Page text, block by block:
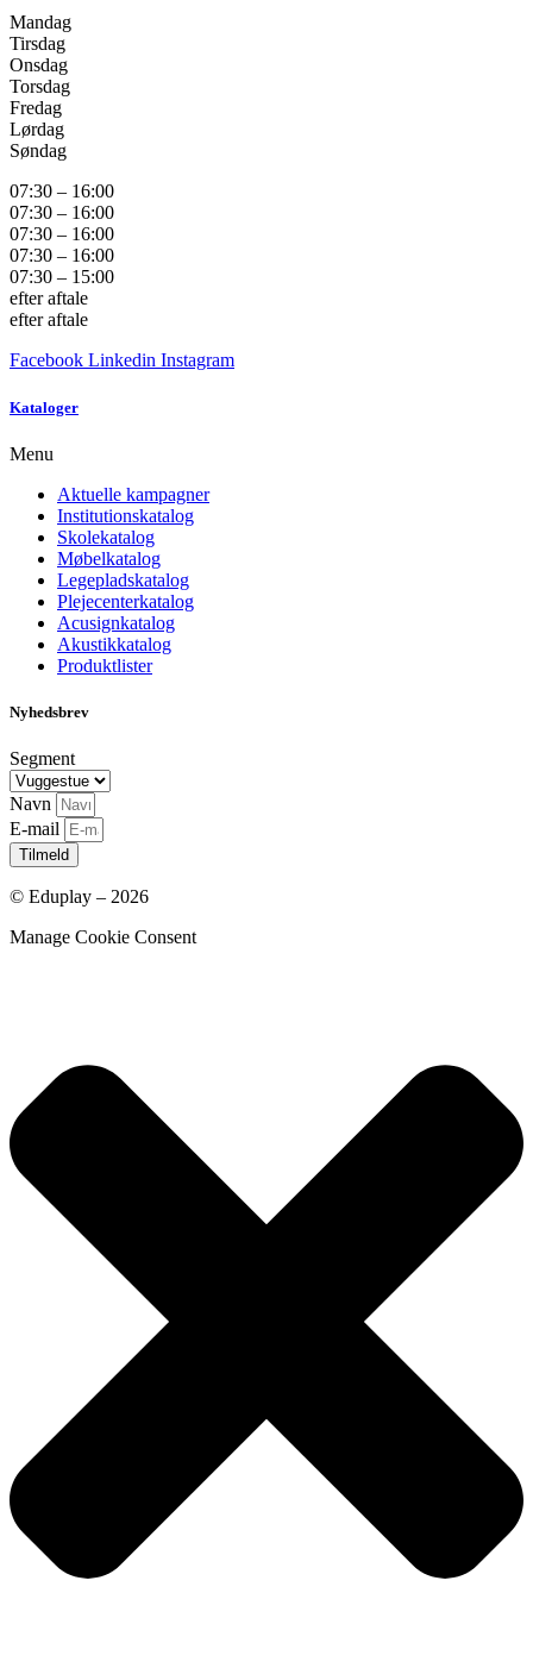
Mandag
Tirsdag
Onsdag
Torsdag
Fredag
Lørdag
Søndag
07:30 – 16:00
07:30 – 16:00
07:30 – 16:00
07:30 – 16:00
07:30 – 15:00
efter aftale
efter aftale
Facebook Linkedin Instagram
Kataloger
Menu
Aktuelle kampagner
Institutionskatalog
Skolekatalog
Møbelkatalog
Legepladskatalog
Plejecenterkatalog
Acusignkatalog
Akustikkatalog
Produktlister
Nyhedsbrev
Segment
Navn
E-mail
Tilmeld
© Eduplay – 2026
Manage Cookie Consent